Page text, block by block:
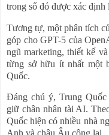
trong số đó được xác định
Tương tự, một phân tích
góp cho GPT-5 của
ngũ marketing, thiết kế
từng sở hữu ít nhất một
Quốc.
Đáng chú ý, Trung Quốc
giữ chân nhân tài AI.
Quốc hiện có nhiều nhà